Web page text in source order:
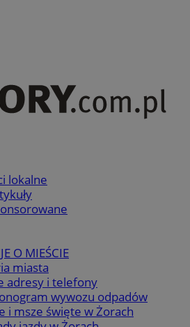
lokalne
O MIEŚCIE
miasta
adresy i telefony
wywozu odpadów
i msze święte w Żorach